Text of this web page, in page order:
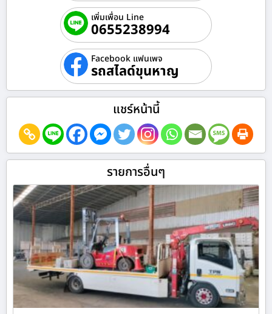
เพิ่มเพื่อน Line
0655238994
Facebook แฟนเพจ
รถสไลด์ขุนหาญ
แชร์หน้านี้
รายการอื่นๆ